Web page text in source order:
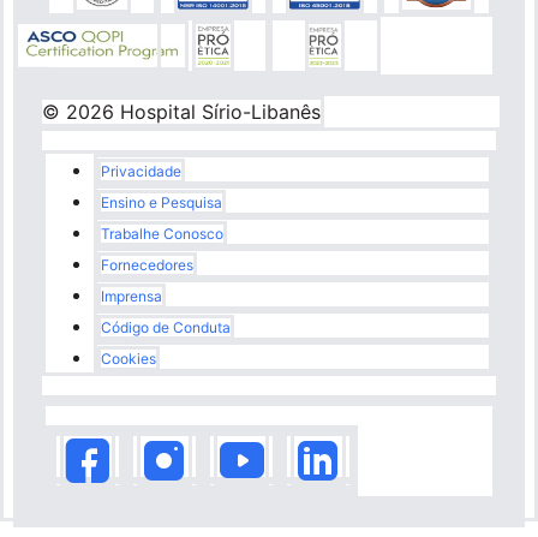
© 2026 Hospital Sírio-Libanês
Rodapé
Privacidade
Ensino e Pesquisa
Trabalhe Conosco
Fornecedores
Imprensa
Código de Conduta
Cookies